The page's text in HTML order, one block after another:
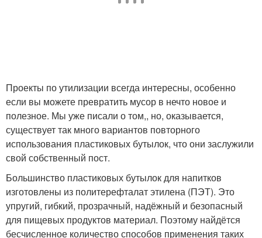
Проекты по утилизации всегда интересны, особенно
если вы можете превратить мусор в нечто новое и
полезное. Мы уже писали о том,, но, оказывается,
существует так много вариантов повторного
использования пластиковых бутылок, что они заслужили
свой собственный пост.
Большинство пластиковых бутылок для напитков
изготовлены из политерефталат этилена (ПЭТ). Это
упругий, гибкий, прозрачный, надёжный и безопасный
для пищевых продуктов материал. Поэтому найдётся
бесчисленное количество способов применения таких